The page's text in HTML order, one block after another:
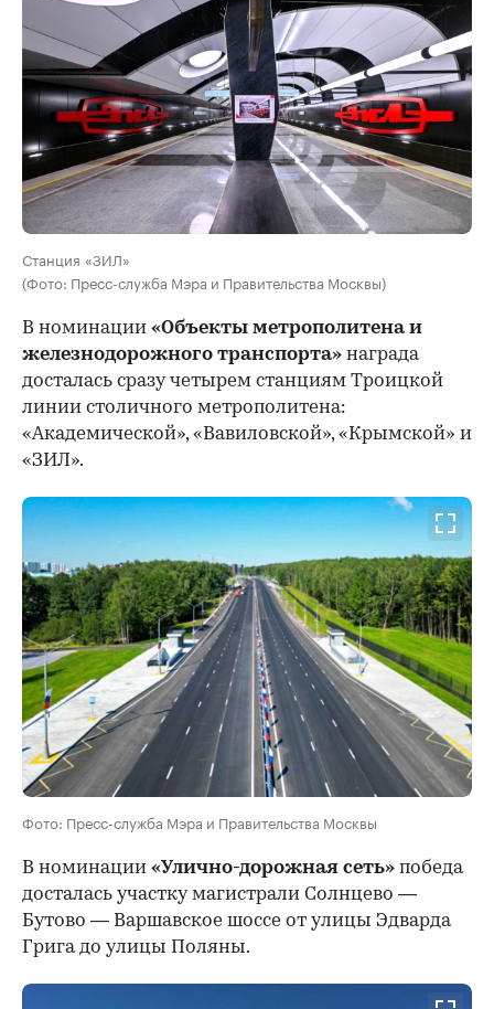
Станция «ЗИЛ»
(Фото: Пресс-служба Мэра и Правительства Москвы)
В номинации «Объекты метрополитена и
железнодорожного транспорта» награда
досталась сразу четырем станциям Троицкой
линии столичного метрополитена:
«Академической», «Вавиловской», «Крымской» и
«ЗИЛ».
Фото: Пресс-служба Мэра и Правительства Москвы
В номинации «Улично-дорожная сеть» победа
досталась участку магистрали Солнцево —
Бутово — Варшавское шоссе от улицы Эдварда
Грига до улицы Поляны.